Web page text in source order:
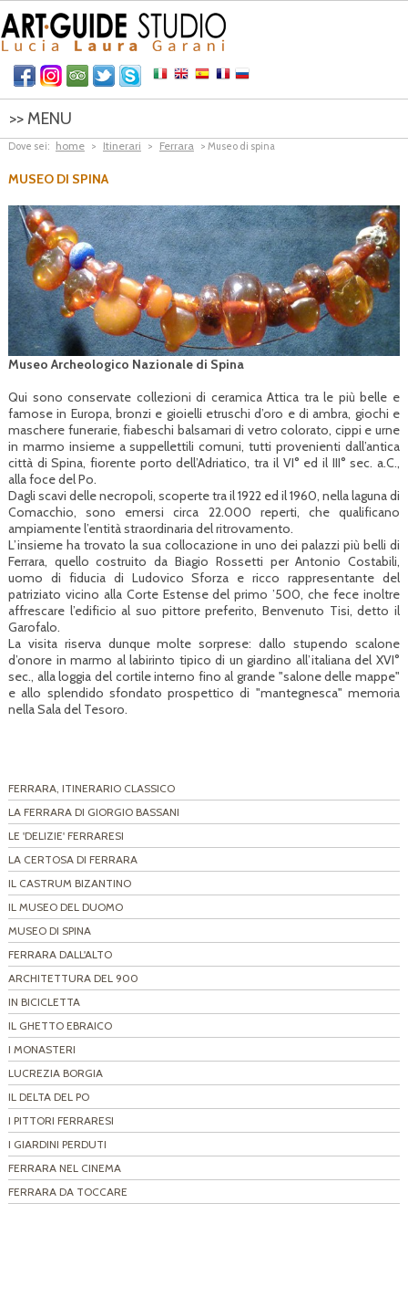
>> MENU
HOME
CONTATTI
Dove sei: home > Itinerari > Ferrara > Museo di spina
MUSEO DI SPINA
Museo Archeologico Nazionale di Spina
Qui sono conservate collezioni di ceramica Attica tra le più belle e
famose in Europa, bronzi e gioielli etruschi d’oro e di ambra, giochi e
maschere funerarie, fiabeschi balsamari di vetro colorato, cippi e urne
in marmo insieme a suppellettili comuni, tutti provenienti dall’antica
città di Spina, fiorente porto dell’Adriatico, tra il VI° ed il III° sec. a.C.,
alla foce del Po.
Dagli scavi delle necropoli, scoperte tra il 1922 ed il 1960, nella laguna di
Comacchio, sono emersi circa 22.000 reperti, che qualificano
ampiamente l’entità straordinaria del ritrovamento.
L’insieme ha trovato la sua collocazione in uno dei palazzi più belli di
Ferrara, quello costruito da Biagio Rossetti per Antonio Costabili,
uomo di fiducia di Ludovico Sforza e ricco rappresentante del
patriziato vicino alla Corte Estense del primo ’500, che fece inoltre
affrescare l’edificio al suo pittore preferito, Benvenuto Tisi, detto il
Garofalo.
La visita riserva dunque molte sorprese: dallo stupendo scalone
d’onore in marmo al labirinto tipico di un giardino all’italiana del XVI°
sec., alla loggia del cortile interno fino al grande "salone delle mappe"
e allo splendido sfondato prospettico di "mantegnesca" memoria
nella Sala del Tesoro.
FERRARA, ITINERARIO CLASSICO
LA FERRARA DI GIORGIO BASSANI
LE 'DELIZIE' FERRARESI
LA CERTOSA DI FERRARA
IL CASTRUM BIZANTINO
IL MUSEO DEL DUOMO
MUSEO DI SPINA
FERRARA DALL'ALTO
ARCHITETTURA DEL 900
IN BICICLETTA
IL GHETTO EBRAICO
I MONASTERI
LUCREZIA BORGIA
IL DELTA DEL PO
I PITTORI FERRARESI
I GIARDINI PERDUTI
FERRARA NEL CINEMA
FERRARA DA TOCCARE